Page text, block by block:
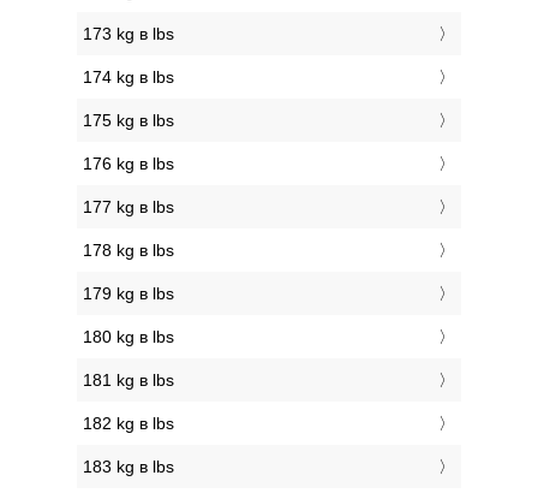
173 kg в lbs
174 kg в lbs
175 kg в lbs
176 kg в lbs
177 kg в lbs
178 kg в lbs
179 kg в lbs
180 kg в lbs
181 kg в lbs
182 kg в lbs
183 kg в lbs